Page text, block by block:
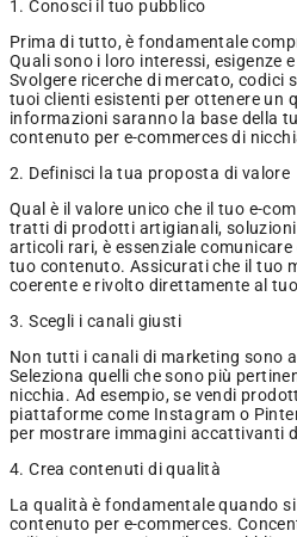
1. Conosci il tuo pubblico
Prima di tutto, è fondamentale
Quali sono i loro interessi, esigenze
Svolgere ricerche di mercato, codici
tuoi clienti esistenti per ottenere un
informazioni saranno la base della
contenuto per e-commerces di
2. Definisci la tua proposta di valore
Qual è il valore unico che il tuo e-
tratti di prodotti artigianali,
articoli rari, è essenziale
tuo contenuto. Assicurati che il tuo
coerente e rivolto direttamente al
3. Scegli i canali giusti
Non tutti i canali di marketing sono
Seleziona quelli che sono più
nicchia. Ad esempio, se vendi
piattaforme come Instagram o
per mostrare immagini accattivanti
4. Crea contenuti di qualità
La qualità è fondamentale quando
contenuto per e-commerces.